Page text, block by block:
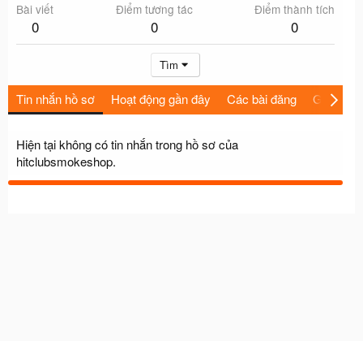
Bài viết
0
Điểm tương tác
0
Điểm thành tích
0
Tìm
Tin nhắn hồ sơ Hoạt động gần đây Các bài đăng Giới thiệu
Hiện tại không có tin nhắn trong hồ sơ của
hitclubsmokeshop.